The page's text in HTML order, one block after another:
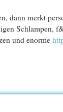
dann merkt
Schlampen,
und enorme